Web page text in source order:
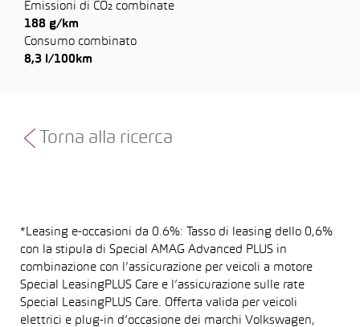
Emissioni di CO₂ combinate
188 g/km
Consumo combinato
8,3 l/100km
Torna alla ricerca
*Leasing e-occasioni da 0.6%: Tasso di leasing dello 0,6%
con la stipula di Special AMAG Advanced PLUS in
combinazione con l’assicurazione per veicoli a motore
Special LeasingPLUS Care e l’assicurazione sulle rate
Special LeasingPLUS Care. Offerta valida per veicoli
elettrici e plug-in d’occasione dei marchi Volkswagen,